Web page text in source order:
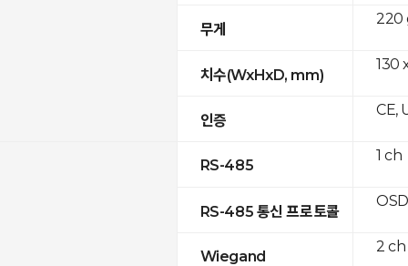
무게
치수(WxHxD, mm)
인증
RS-485
RS-485 통신 프로토콜
Wiegand
220
130
CE,
1 ch
2